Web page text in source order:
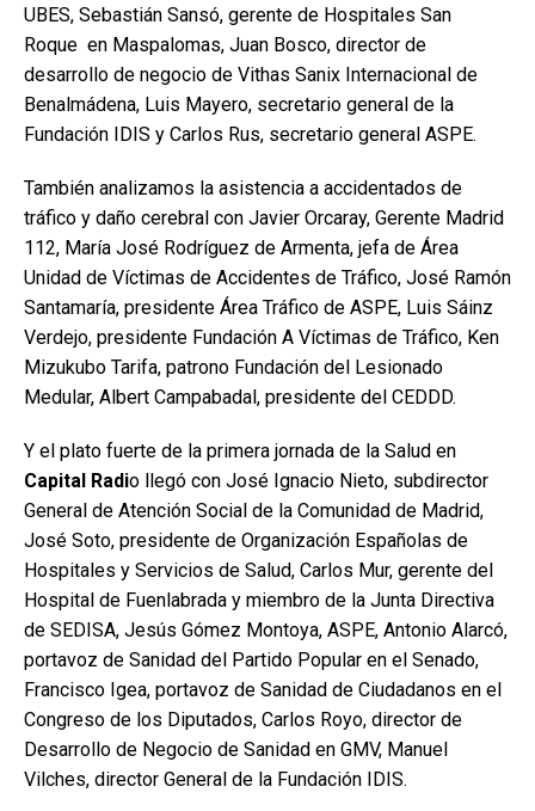
UBES, Sebastián Sansó, gerente de Hospitales San
Roque en Maspalomas, Juan Bosco, director de
desarrollo de negocio de Vithas Sanix Internacional de
Benalmádena, Luis Mayero, secretario general de la
Fundación IDIS y Carlos Rus, secretario general ASPE.
También analizamos la asistencia a accidentados de
tráfico y daño cerebral con Javier Orcaray, Gerente Madrid
112, María José Rodríguez de Armenta, jefa de Área
Unidad de Víctimas de Accidentes de Tráfico, José Ramón
Santamaría, presidente Área Tráfico de ASPE, Luis Sáinz
Verdejo, presidente Fundación A Víctimas de Tráfico, Ken
Mizukubo Tarifa, patrono Fundación del Lesionado
Medular, Albert Campabadal, presidente del CEDDD.
Y el plato fuerte de la primera jornada de la Salud en
Capital Radio llegó con José Ignacio Nieto, subdirector
General de Atención Social de la Comunidad de Madrid,
José Soto, presidente de Organización Españolas de
Hospitales y Servicios de Salud, Carlos Mur, gerente del
Hospital de Fuenlabrada y miembro de la Junta Directiva
de SEDISA, Jesús Gómez Montoya, ASPE, Antonio Alarcó,
portavoz de Sanidad del Partido Popular en el Senado,
Francisco Igea, portavoz de Sanidad de Ciudadanos en el
Congreso de los Diputados, Carlos Royo, director de
Desarrollo de Negocio de Sanidad en GMV, Manuel
Vilches, director General de la Fundación IDIS.